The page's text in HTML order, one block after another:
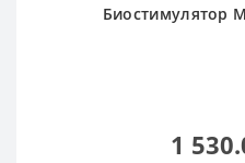
ТоматыБиостимулятор
1